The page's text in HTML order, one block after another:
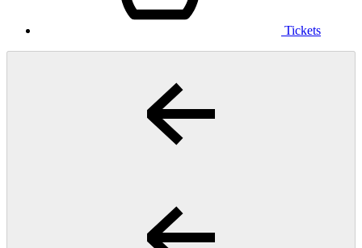
Tickets